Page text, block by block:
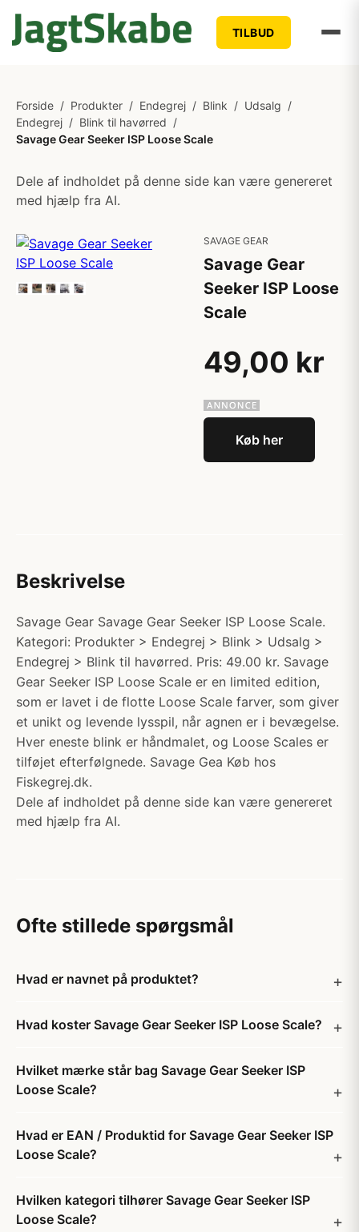
TILBUD
Forside / Produkter / Endegrej / Blink / Udsalg /
Endegrej / Blink til havørred /
Savage Gear Seeker ISP Loose Scale
Dele af indholdet på denne side kan være genereret
med hjælp fra AI.
SAVAGE GEAR
Savage Gear
Seeker ISP Loose
Scale
49,00 kr
Køb her
Beskrivelse
Savage Gear Savage Gear Seeker ISP Loose Scale.
Kategori: Produkter > Endegrej > Blink > Udsalg >
Endegrej > Blink til havørred. Pris: 49.00 kr. Savage
Gear Seeker ISP Loose Scale er en limited edition,
som er lavet i de flotte Loose Scale farver, som giver
et unikt og levende lysspil, når agnen er i bevægelse.
Hver eneste blink er håndmalet, og Loose Scales er
tilføjet efterfølgnede. Savage Gea Køb hos
Fiskegrej.dk.
Dele af indholdet på denne side kan være genereret
med hjælp fra AI.
Ofte stillede spørgsmål
Hvad er navnet på produktet?
Hvad koster Savage Gear Seeker ISP Loose Scale?
Hvilket mærke står bag Savage Gear Seeker ISP
Loose Scale?
Hvad er EAN / Produktid for Savage Gear Seeker ISP
Loose Scale?
Hvilken kategori tilhører Savage Gear Seeker ISP
Loose Scale?